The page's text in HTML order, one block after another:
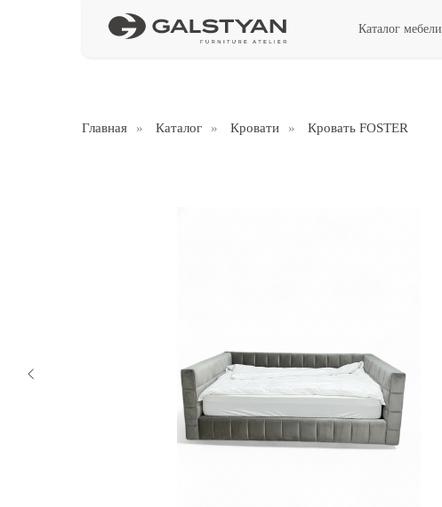
Каталог мебели
Главная » Каталог » Кровати » Кровать FOSTER